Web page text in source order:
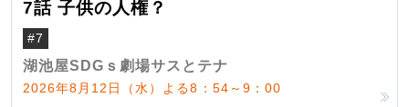
7話 子供の人権？
#7
湖池屋SDGｓ劇場サスとテナ
2026年8月12日（水）よる8：54～9：00